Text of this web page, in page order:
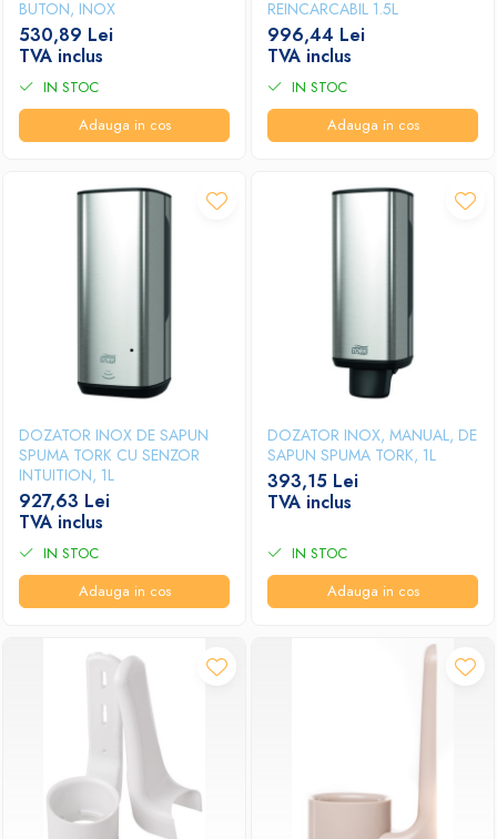
BUTON, INOX
530,89 Lei
TVA inclus
IN STOC
Adauga in cos
REINCARCABIL 1.5L
996,44 Lei
TVA inclus
IN STOC
Adauga in cos
DOZATOR INOX DE SAPUN
SPUMA TORK CU SENZOR
INTUITION, 1L
927,63 Lei
TVA inclus
IN STOC
Adauga in cos
DOZATOR INOX, MANUAL, DE
SAPUN SPUMA TORK, 1L
393,15 Lei
TVA inclus
IN STOC
Adauga in cos